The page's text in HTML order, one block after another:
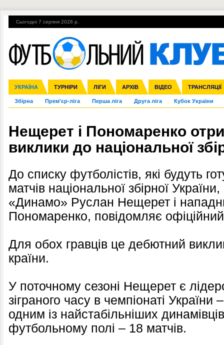
Сьогодні 7 серпня 2026 р.
УКРАЇНА ТУРНІРИ ЛІГИ АРХІВ ВІДЕО ТРАНСЛЯЦІЇ
Збірна Прем'єр-ліга Перша ліга Друга ліга Кубок України
Ліга чемпіонів Ліга Європи Міжнародні Ліга націй Ліга
Англія Іспанія Італія Німеччина Франція Інші
ЧС-2014 ЄВРО-2016 Росія Кубок конфедерацій ЧЄ-2015 (U-
Гарячі теми УПЛ, 1-й тур ВІЙНА УПЛ-ПЕРЕХОДИ
Нещерет і Пономаренко
виклики до національної
До списку футболістів, які будуть
матчів національної збірної
«Динамо» Руслан Нещерет і
Пономаренко, повідомляє
Для обох гравців це дебютний
країни.
У поточному сезоні Нещерет є
зіграного часу в чемпіонаті
одним із найстабільніших
футбольному полі – 18 матчів.